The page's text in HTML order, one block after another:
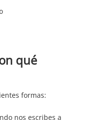
qué
formas:
nos escribes a